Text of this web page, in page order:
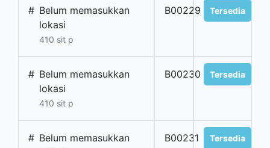
# Belum memasukkan
lokasi
410 sit p
B00229 Tersedia
# Belum memasukkan
lokasi
410 sit p
B00230 Tersedia
# Belum memasukkan
B00231 Tersedia